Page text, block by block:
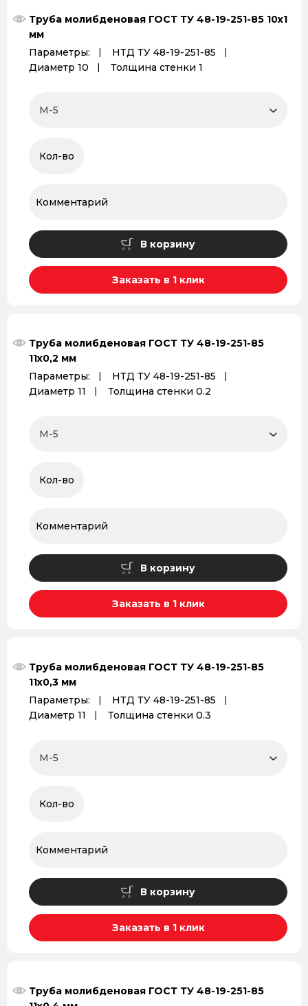
Труба молибденовая ГОСТ ТУ 48-19-251-85 10x1
мм
Параметры:
НТД ТУ 48-19-251-85
Диаметр 10
Толщина стенки 1
В корзину
Заказать в 1 клик
Труба молибденовая ГОСТ ТУ 48-19-251-85
11x0,2 мм
Параметры:
НТД ТУ 48-19-251-85
Диаметр 11
Толщина стенки 0.2
В корзину
Заказать в 1 клик
Труба молибденовая ГОСТ ТУ 48-19-251-85
11x0,3 мм
Параметры:
НТД ТУ 48-19-251-85
Диаметр 11
Толщина стенки 0.3
В корзину
Заказать в 1 клик
Труба молибденовая ГОСТ ТУ 48-19-251-85